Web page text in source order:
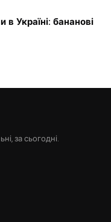
Україні: бананові
за сьогодні.